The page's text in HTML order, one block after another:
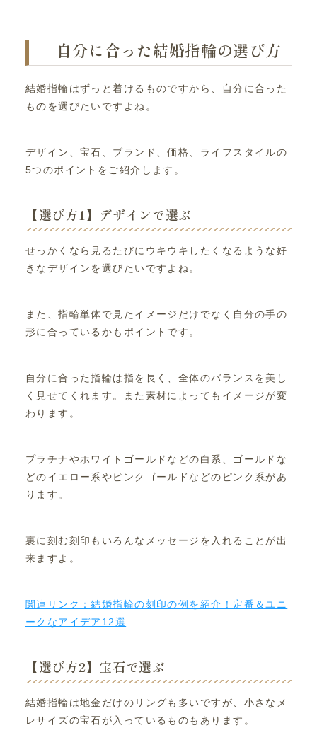
自分に合った結婚指輪の選び方
結婚指輪はずっと着けるものですから、自分に合った
ものを選びたいですよね。
デザイン、宝石、ブランド、価格、ライフスタイルの
5つのポイントをご紹介します。
【選び方1】デザインで選ぶ
せっかくなら見るたびにウキウキしたくなるような好
きなデザインを選びたいですよね。
また、指輪単体で見たイメージだけでなく自分の手の
形に合っているかもポイントです。
自分に合った指輪は指を長く、全体のバランスを美し
く見せてくれます。また素材によってもイメージが変
わります。
プラチナやホワイトゴールドなどの白系、ゴールドな
どのイエロー系やピンクゴールドなどのピンク系があ
ります。
裏に刻む刻印もいろんなメッセージを入れることが出
来ますよ。
関連リンク：結婚指輪の刻印の例を紹介！定番＆ユニ
ークなアイデア12選
【選び方2】宝石で選ぶ
結婚指輪は地金だけのリングも多いですが、小さなメ
レサイズの宝石が入っているものもあります。